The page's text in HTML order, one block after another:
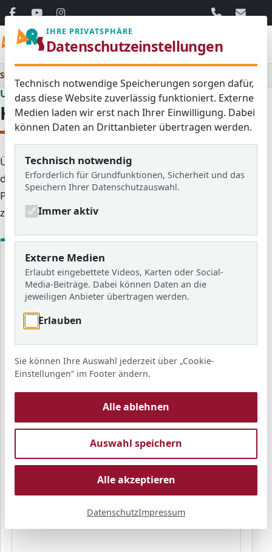
06103 / 30
Startseite
Unsere Schule
Kontakt
Über das Formular können Sie dem Förderverein
direkt eine Nachricht senden. Bitte füllen Sie die
Pflichtfelder aus; Ihre Angaben werden ausschließlich
zur Bearbeitung Ihrer Anfrage verwendet.
Name*
E-Mail*
*
IHRE PRIVATSPHÄRE
Datenschutzeinstellungen
Technisch notwendige Speicherungen sorgen dafür,
dass diese Website zuverlässig funktioniert. Externe
Medien laden wir erst nach Ihrer Einwilligung. Dabei
können Daten an Drittanbieter übertragen werden.
Technisch notwendig
Erforderlich für Grundfunktionen, Sicherheit und das
Speichern Ihrer Datenschutzauswahl.
Immer aktiv
Externe Medien
Erlaubt eingebettete Videos, Karten oder Social-
Media-Beiträge. Dabei können Daten an die
jeweiligen Anbieter übertragen werden.
Erlauben
Sie können Ihre Auswahl jederzeit über „Cookie-
Einstellungen“ im Footer ändern.
Alle ablehnen
Auswahl speichern
Alle akzeptieren
DatenschutzImpressum